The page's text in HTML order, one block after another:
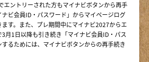
ＩＤ番号およびパスワードを第三者に譲渡
りません。
ＩＤ番号およびパスワードの管理および使用
、これらの使用上の過誤または第三者による
ては、当社は一切の責任を負わないものとし
エントリーされた方もマイナビボタンから再手
ビ会員ID・パスワード」からマイページログ
す。また、プレ期間中にマイナビ2027からエ
月1日以降も引き続き「マイナビ会員ID・パス
るためには、マイナビボタンからの再手続き